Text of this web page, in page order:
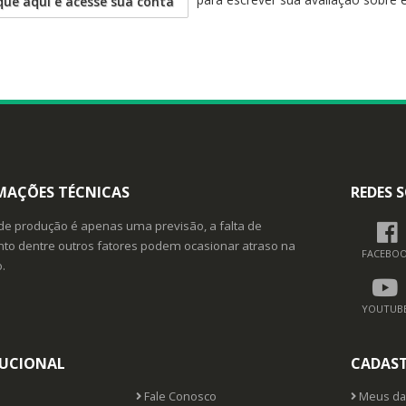
TÉCNICAS
produção é apenas uma previsão, a falta de
dentre outros fatores podem ocasionar atraso na
REDES
Fale Conosco Meus